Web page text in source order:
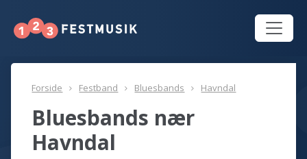
Forside Festband Bluesbands Havndal
Bluesbands nær
Havndal